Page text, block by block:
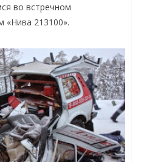
во встречном
«Нива 213100».